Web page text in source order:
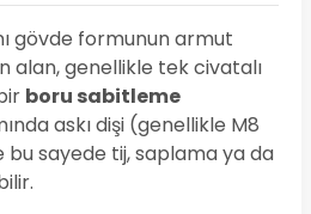
gövde formunun armut
alan, genellikle tek civatalı
boru sabitleme
askı dişi (genellikle M8
bu sayede tij, saplama ya da